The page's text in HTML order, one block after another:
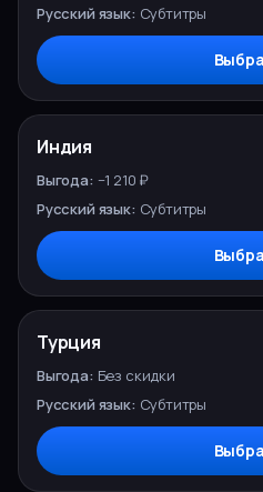
Субтитры
Индия
−1 210 ₽
Субтитры
Турция
Без скидки
Субтитры